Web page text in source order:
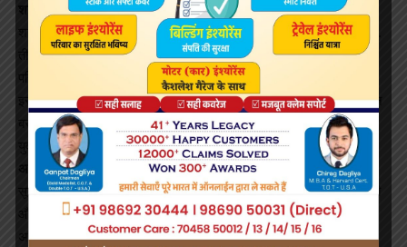
शादी टूटी, लेकिन प्यार नहीं
शादी रद्द होने के बावजूद युवक और उसकी होने वाली सास की बातचीत जारी रही.
तीन दिन पहले युवक कथित तौर पर महिला को लेकर फरार हो गया. महिला के
परिजनों ने पहले अपनी स्तर पर खोजबीन की, लेकिन कोई सुराग नहीं मिला.
इसके बाद गोंडा के खोड़ारे थाने में गुमशुदगी की शिकायत दर्ज कराई गई. परिजन
बस्ती के दुबौलिया थाने और युवक के घर भी पहुंचे, लेकिन वहां कोई नहीं मिला.
युवक के परिजनों ने भी अपने फोन बंद कर रखे हैं.
अयोध्या में शादी, बेंगलुरु में ठिकाना?
सूत्रों के अनुसार, युवक ने महिला के साथ अयोध्या के एक मंदिर में शादी रचा ली
और दोनों बेंगलुरु चले गए. पुलिस दोनों की तलाश में छानबीन कर रही है, लेकिन
अभी तक कोई ठोस सुराग नहीं मिला. इस घटना ने बस्ती और गोंडा में सनसनी